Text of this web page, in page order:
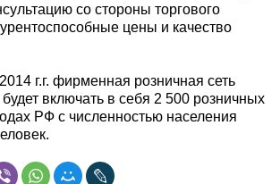
со стороны торгового
цены и качество
г.г. фирменная розничная сеть
включать в себя 2 500 розничных
РФ с численностью населения